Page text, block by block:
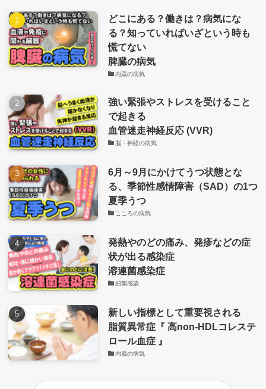
どこにある？働きは？病気にな
る？知っていればいざという時も
慌てない
脾臓の病気
内蔵の病気
強い緊張やストレスを受けること
で起きる
血管迷走神経反応 (VVR)
脳・神経の病気
6月～9月にかけてうつ状態とな
る、季節性感情障害（SAD）の1つ
夏季うつ
こころの病気
発熱やのどの痛み、発疹などの症
状が出る感染症
溶連菌感染症
細菌感染
新しい指標として重要視される
脂質異常症『 高non-HDLコレステ
ロール血症 』
内蔵の病気